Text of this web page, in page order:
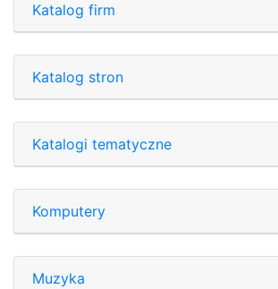
Katalog firm
Katalog stron
Katalogi tematyczne
Komputery
Muzyka